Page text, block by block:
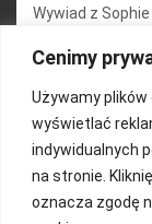
Cenimy
Używamy plików
wyświetlać
indywidualnych
na stronie.
oznacza zgodę
Wywiad z Sophie
Konferencja 2.1
Martyna
Relacja
Wywiady z